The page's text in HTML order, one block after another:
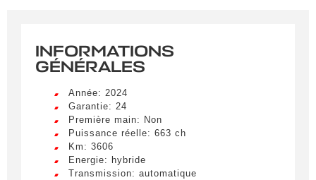
INFORMATIONS
GÉNÉRALES
Année: 2024
Garantie: 24
Première main: Non
Puissance réelle: 663 ch
Km: 3606
Energie: hybride
Transmission: automatique